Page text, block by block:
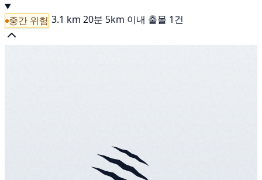
중간 위험 3.1 km 20분 5km 이내 출몰 1건